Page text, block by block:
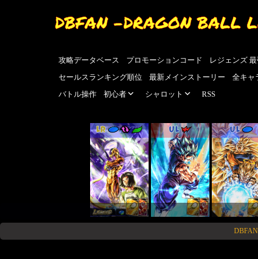
DBFAN -DRAGON BALL
攻略データベース プロモーションコード レジェンズ
セールスランキング順位
最新メインストーリー 全キャ
バトル操作
初心者 シャロット RSS
LR UL UL